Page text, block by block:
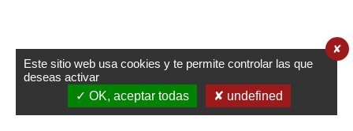
Este sitio web usa cookies y te permite controlar las que
deseas activar
✘
✓ OK, aceptar todas ✘ undefined